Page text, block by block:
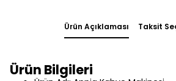
Ürün Açıklaması Taksit
Ürün Bilgileri